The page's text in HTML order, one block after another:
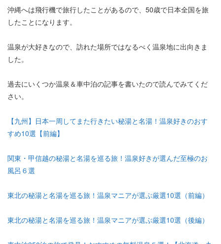
沖縄へは飛行機で旅行したことがあるので、50歳で日本全国を旅
したことになります。
温泉が大好きなので、訪れた場所ではなるべく温泉地に出向きま
した。
過去にいくつか温泉＆車中泊の記事を書いたので読んでみてくだ
さい。
【九州】日本一周してまた行きたい秘湯と名湯！温泉好きのおす
すめ10選【前編】
関東・甲信越の秘湯と名湯を巡る旅！温泉好きが選んだ至極のお
風呂６選
東北の秘湯と名湯を巡る旅！温泉マニアが選ぶ厳選10選（前編）
東北の秘湯と名湯を巡る旅！温泉マニアが選ぶ厳選10選（後編）